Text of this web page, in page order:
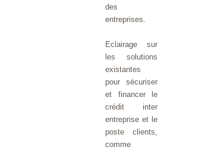
des
entreprises.
Eclairage sur
les solutions
existantes
pour sécuriser
et financer le
crédit inter
entreprise et le
poste clients,
comme